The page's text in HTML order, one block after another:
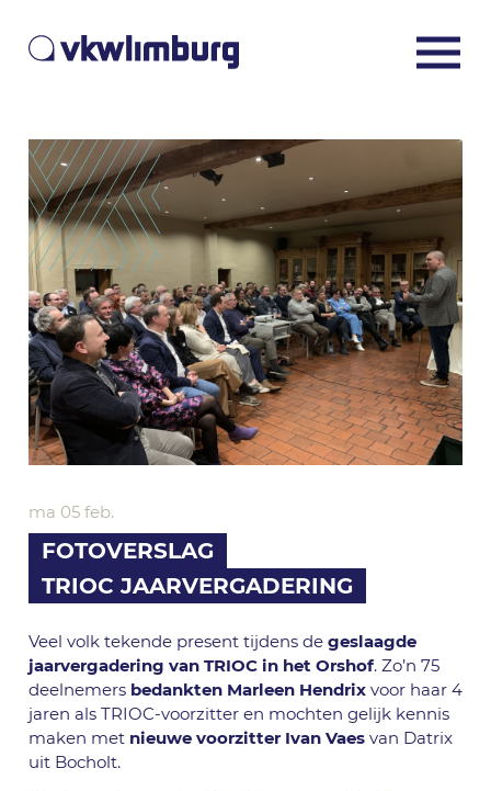
ma 05 feb.
FOTOVERSLAG
TRIOC JAARVERGADERING
Veel volk tekende present tijdens de geslaagde
jaarvergadering van TRIOC in het Orshof. Zo’n 75
deelnemers bedankten Marleen Hendrixvoor haar 4
jaren als TRIOC-voorzitter en mochten gelijk kennis
maken met nieuwe voorzitter Ivan Vaesvan Datrix
uit Bocholt.